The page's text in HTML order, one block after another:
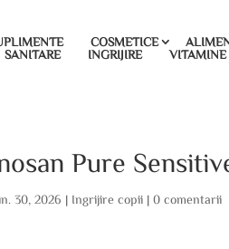
COSMETICE
SANITARE
INGRIJIRE VITAMINE
Pure
30, 2026 | Ingrijire copii |0 comentarii